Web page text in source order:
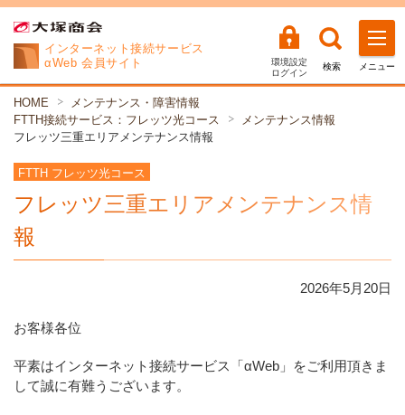
インターネット接続サービス
αWeb 会員サイト
環境設定
ログイン
検索 メニュー
HOME
メンテナンス・障害情報
FTTH接続サービス：フレッツ光コース
メンテナンス情報
フレッツ三重エリアメンテナンス情報
FTTH フレッツ光コース
フレッツ三重エリアメンテナンス情
報
2026年5月 20日
お客様各位
平素はインターネット接続サービス「αWeb」をご利用頂きま
して誠に有難うございます。